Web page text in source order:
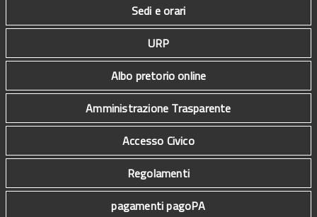
Sedi e orari
URP
Albo pretorio online
Amministrazione Trasparente
Accesso Civico
Regolamenti
pagamenti pagoPA